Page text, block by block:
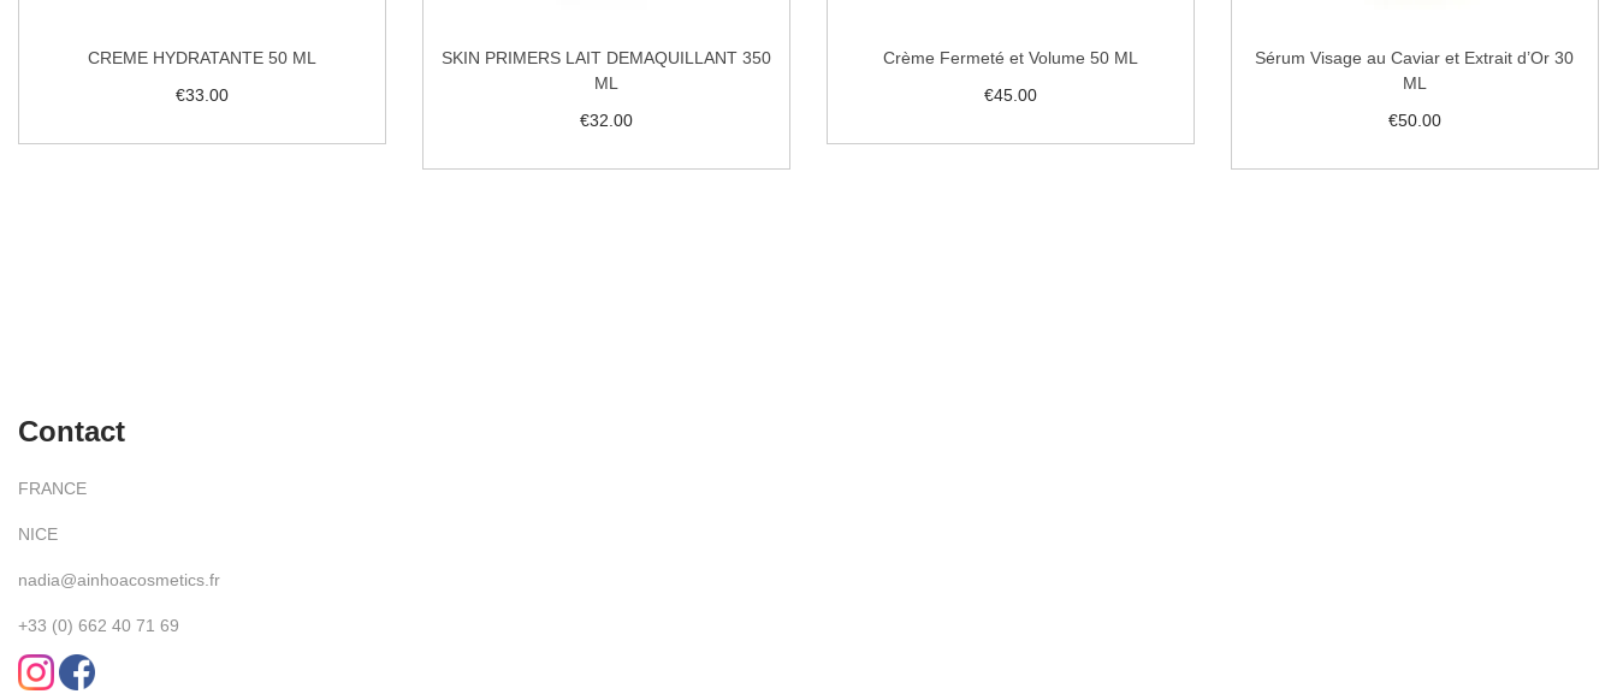
CREME HYDRATANTE 50 ML
€33.00
SKIN PRIMERS LAIT DEMAQUILLANT 350
ML
€32.00
Crème Fermeté et Volume 50 ML
€45.00
Sérum Visage au Caviar et Extrait d’Or 30
ML
€50.00
Contact
FRANCE
NICE
nadia@ainhoacosmetics.fr
+33 (0) 662 40 71 69